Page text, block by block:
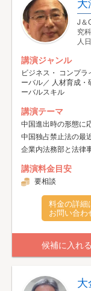
J＆
究
人
講演ジャンル
ビジネス・ コンプ
ーバル／ 人材育成
ーバルスキル
講演テーマ
中国進出時の形態に
中国独占禁止法の最
企業内法務部と法律
講演料金目安
要相談
料金の詳細
お問い合わ
候補に入れる